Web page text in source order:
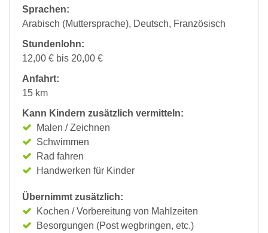
Sprachen:
Arabisch (Muttersprache), Deutsch, Französisch
Stundenlohn:
12,00 € bis 20,00 €
Anfahrt:
15 km
Kann Kindern zusätzlich vermitteln:
Malen / Zeichnen
Schwimmen
Rad fahren
Handwerken für Kinder
Übernimmt zusätzlich:
Kochen / Vorbereitung von Mahlzeiten
Besorgungen (Post wegbringen, etc.)